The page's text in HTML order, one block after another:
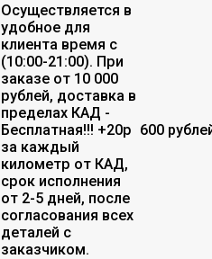
Осуществляется в
удобное для
клиента время с
(10:00-21:00). При
заказе от 10 000
рублей, доставка в
пределах КАД -
Бесплатная!!! +20р
за каждый
километр от КАД,
срок исполнения
от 2-5 дней, после
согласования всех
деталей с
заказчиком.
600